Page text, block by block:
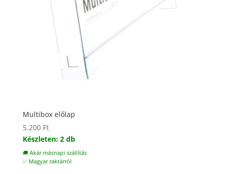
Multibox előlap
5.200 Ft
Készleten: 2 db
🚚 Akár másnapi szállítás
✅ Magyar raktárról